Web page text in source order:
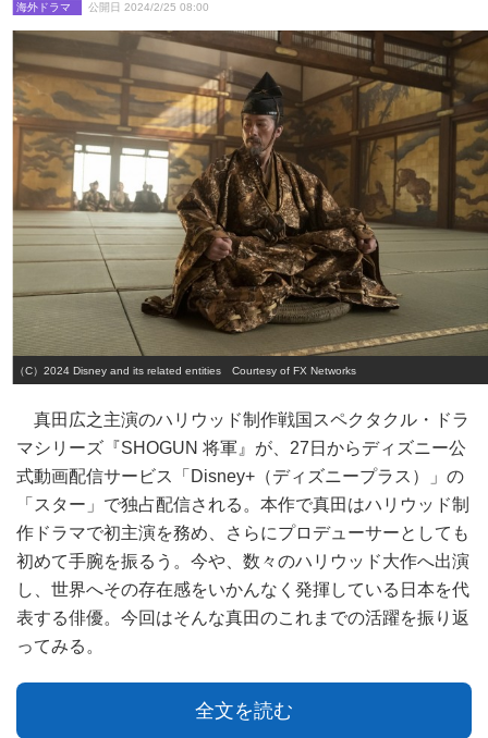
海外ドラマ 公開日 2024/2/25 08:00
（C）2024 Disney and its related entities Courtesy of FX Networks
真田広之主演のハリウッド制作戦国スペクタクル・ドラ
マシリーズ『SHOGUN 将軍』が、27日からディズニー公
式動画配信サービス「Disney+（ディズニープラス）」の
「スター」で独占配信される。本作で真田はハリウッド制
作ドラマで初主演を務め、さらにプロデューサーとしても
初めて手腕を振るう。今や、数々のハリウッド大作へ出演
し、世界へその存在感をいかんなく発揮している日本を代
表する俳優。今回はそんな真田のこれまでの活躍を振り返
ってみる。
全文を読む